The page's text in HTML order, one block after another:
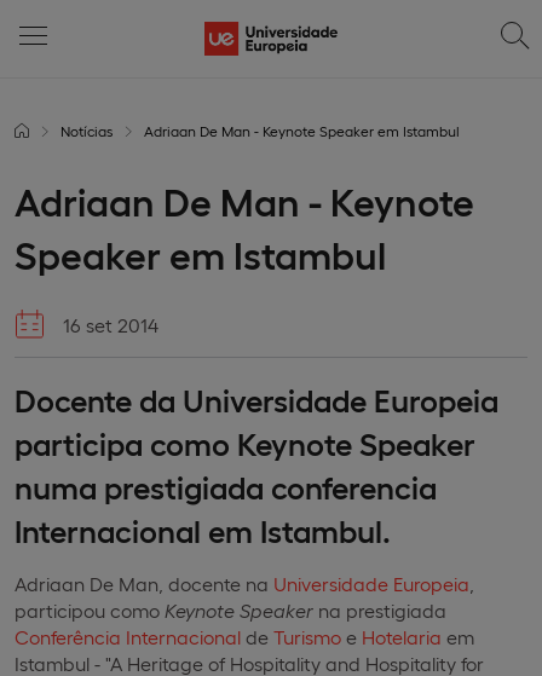
Notícias Adriaan De Man - Keynote Speaker em Istambul
Adriaan De Man - Keynote
Speaker em Istambul
16 set 2014
Docente da Universidade Europeia
participa como Keynote Speaker
numa prestigiada conferencia
Internacional em Istambul.
Adriaan De Man, docente na Universidade Europeia
participou como Keynote Speaker na prestigiada
Conferência Internacional de Turismo e Hotelaria em
Istambul - "A Heritage of Hospitality and Hospitality for